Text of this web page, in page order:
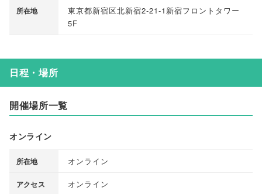
所在地
東京都新宿区北新宿2-21-1新宿フロントタワー
5F
日程・場所
開催場所一覧
オンライン
所在地 オンライン
アクセス オンライン